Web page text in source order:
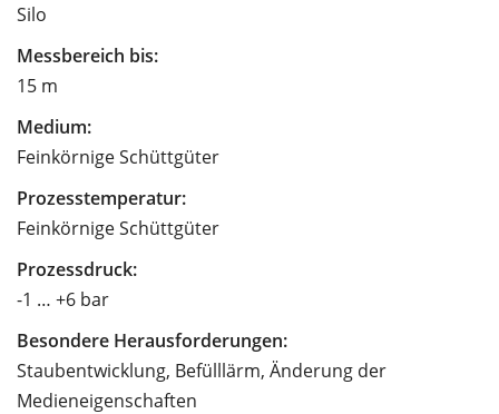
Silo
Messbereich bis:
15 m
Medium:
Feinkörnige Schüttgüter
Prozesstemperatur:
Feinkörnige Schüttgüter
Prozessdruck:
-1 … +6 bar
Besondere Herausforderungen:
Staubentwicklung, Befülllärm, Änderung der
Medieneigenschaften